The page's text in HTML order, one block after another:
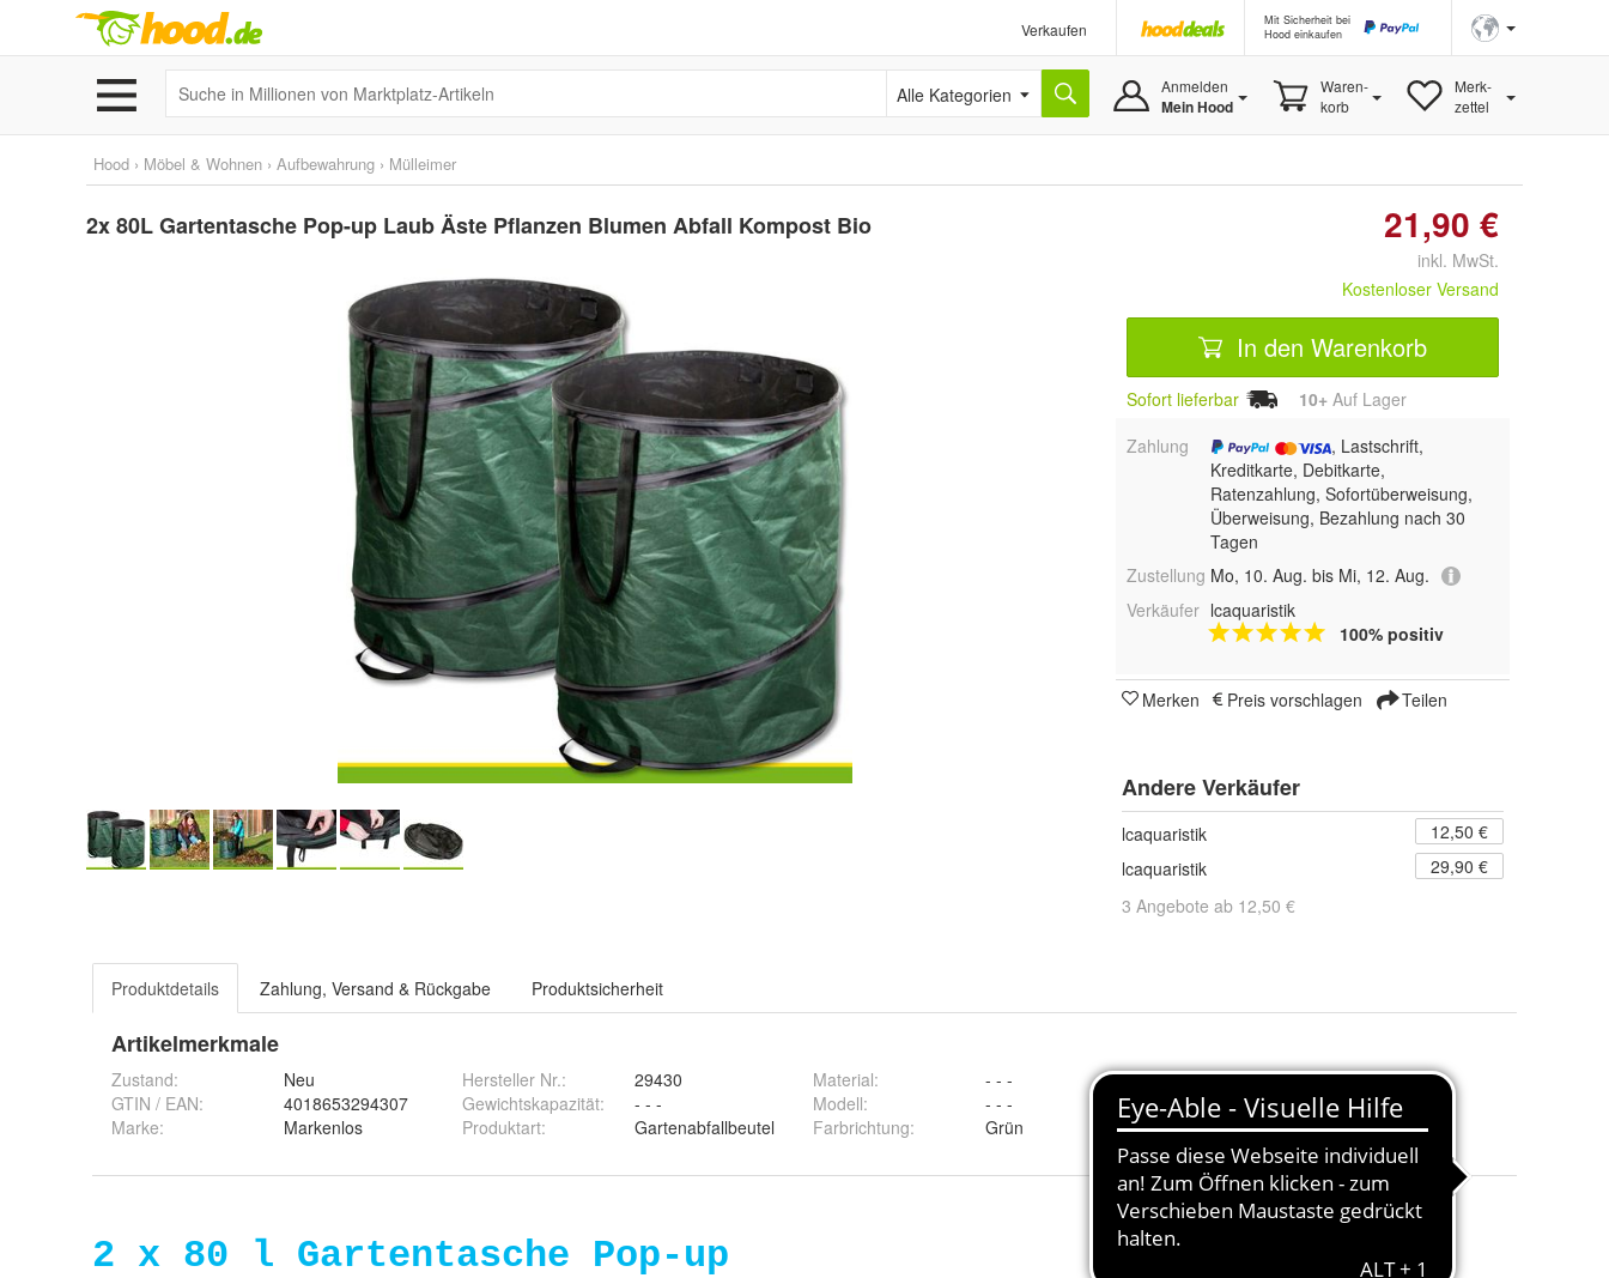
Verkaufen
Mit Sicherheit bei
Hood einkaufen
Alle Kategorien Anmelden
Mein Hood
Waren-
korb
Merk-
zettel
Hood › Möbel & Wohnen › Aufbewahrung › Mülleimer
2x 80L Gartentasche Pop-up Laub Äste Pflanzen Blumen Abfall Kompost Bio 21,90 €
inkl. MwSt.
Kostenloser Versand
In den Warenkorb
Sofort lieferbar 10+ Auf Lager
Zahlung
, Lastschrift,
Kreditkarte, Debitkarte,
Ratenzahlung, Sofortüberweisung,
Überweisung, Bezahlung nach 30
Tagen
Zustellung Mo, 10. Aug. bis Mi, 12. Aug.
Verkäufer lcaquaristik
100% positiv
Merken Preis vorschlagen Teilen
Andere Verkäufer
lcaquaristik
12,50 €
lcaquaristik
29,90 €
3 Angebote ab 12,50 €
Produktdetails Zahlung, Versand & Rückgabe Produktsicherheit
Artikelmerkmale
Zustand:
Neu
GTIN / EAN:
4018653294307
Marke:
Markenlos
Hersteller Nr.:
29430
Gewichtskapazität:
- - -
Produktart: Gartenabfallbeutel
Material:
- - -
Modell:
- - -
Farbrichtung: Grün
Kapazität:
80 L
Montage erforderlich: Nein
Besonderheiten: - - -